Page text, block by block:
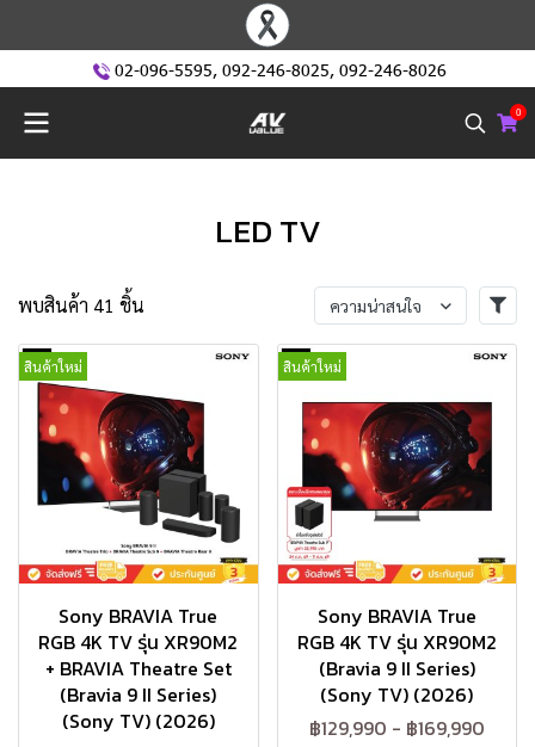
02-096-5595, 092-246-8025, 092-246-8026
0
LED TV
พบสินค้า 41 ชิ้น ความน่าสนใจ
สินค้าใหม่
Sony BRAVIA True
RGB 4K TV รุ่น XR90M2
+ BRAVIA Theatre Set
(Bravia 9 II Series)
(Sony TV) (2026)
สินค้าใหม่
Sony BRAVIA True
RGB 4K TV รุ่น XR90M2
(Bravia 9 II Series)
(Sony TV) (2026)
฿129,990 - ฿169,990